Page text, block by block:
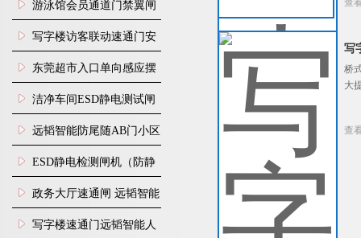
游泳馆会员通道门禁翼闸
写字楼访客联动速通门安
装
东莞超市入口单向感应摆
闸安装
洁净车间ESD静电测试闸
机
远韬智能防尾随AB门小区
门禁闸机安装
​ESD静电检测闸机（防静
电门禁通道系统）
政务大厅速通闸 远韬智能
防尾随静音速通门
写字楼速通门远韬智能人
查
写
桥
大
查